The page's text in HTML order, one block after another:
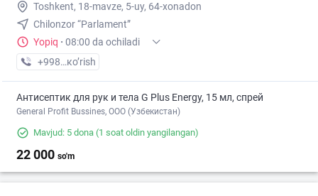
Toshkent, 18-mavze, 5-uy, 64-xonadon
Chilonzor “Parlament”
Yopiq · 08:00 da ochiladi
+998 (77) XXX-XX-XX
кo’rish
Антисептик для рук и тела G Plus Energy, 15 мл, спрей
General Profit Bussines, ООО (Узбекистан)
Mavjud: 5 dona (1 soat oldin yangilangan)
22 000 so'm